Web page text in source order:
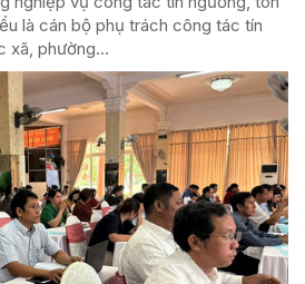
là cán bộ phụ trách công tác tín
xã, phường...